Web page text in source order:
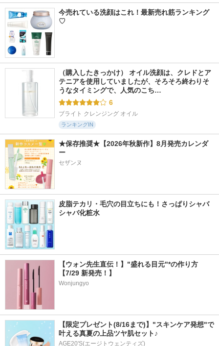
今売れている洗顔はこれ！最新売れ筋ランキング
♡
（購入したきっかけ） オイル洗顔は、クレドとア
テニアを使用していましたが、そろそろ終わりそ
うなタイミングで、人気のこち…
6
ブライト クレンジング オイル
ランキングIN
★保存推奨★【2026年秋新作】8月発売カレンダ
ー
セザンヌ
皮脂テカリ・毛穴の目立ちにも！さっぱりシャバ
シャバ化粧水
【ウォン先生直伝！】"盛れる目元"*の作り方
【7/29 新発売！】
Wonjungyo
【限定プレゼント(8/16まで)】"スキンケア発想"で
叶える真夏の上品ツヤ肌セット♪
AGE20'S(エージトウェンティズ)